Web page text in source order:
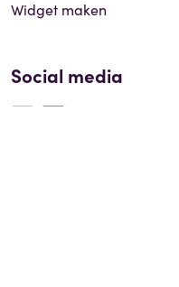
Widget maken
Social media